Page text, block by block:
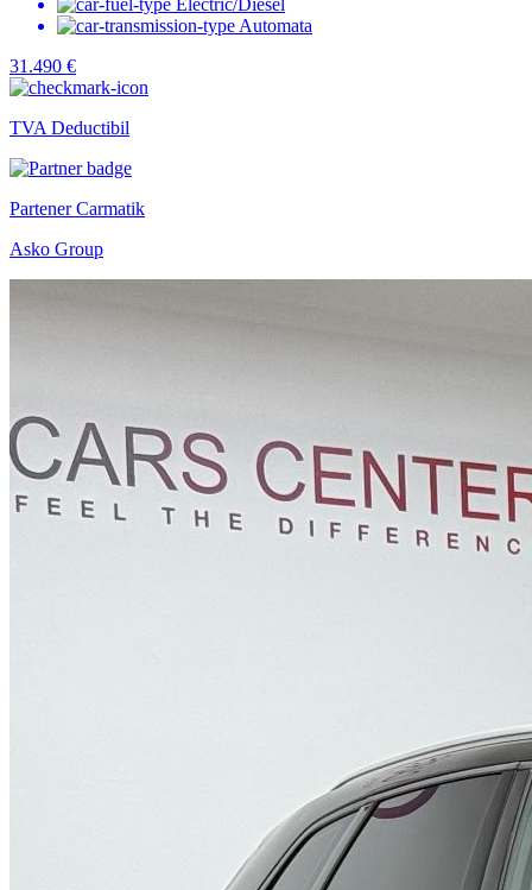
Automata
31.490 €
TVA Deductibil
Partener Carmatik
Asko Group